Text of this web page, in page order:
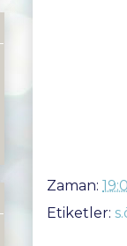
Zaman:
Etiketler: